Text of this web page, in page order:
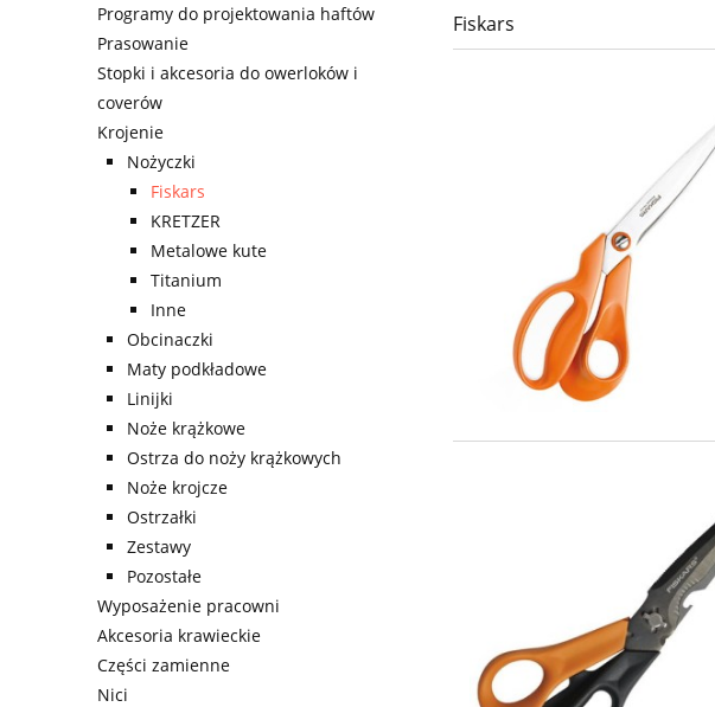
Programy do projektowania haftów
Prasowanie
Stopki i akcesoria do owerloków i
coverów
Krojenie
Nożyczki
Fiskars
KRETZER
Metalowe kute
Titanium
Inne
Obcinaczki
Maty podkładowe
Linijki
Noże krążkowe
Ostrza do noży krążkowych
Noże krojcze
Ostrzałki
Zestawy
Pozostałe
Wyposażenie pracowni
Akcesoria krawieckie
Części zamienne
Nici
Fiskars